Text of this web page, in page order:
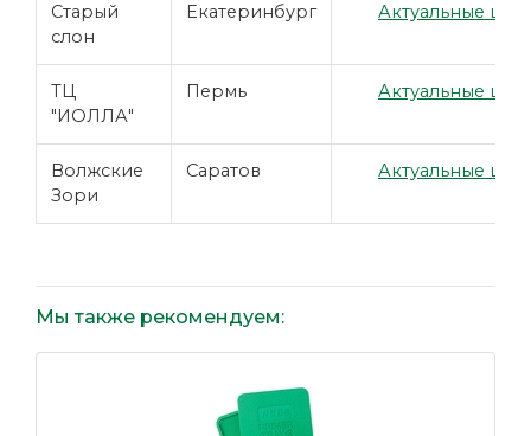
Старый
слон
Екатеринбург Актуальные
ТЦ
"ИОЛЛА"
Пермь Актуальные
Волжские
Зори
Саратов Актуальные
Мы также рекомендуем: